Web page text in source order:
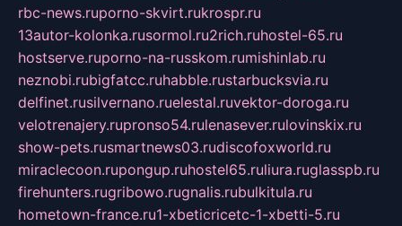
rbc-news.ruporno-skvirt.rukrospr.ru
13autor-kolonka.rusormol.ru2rich.ruhostel-65.ru
hostserve.ruporno-na-russkom.rumishinlab.ru
neznobi.rubigfatcc.ruhabble.rustarbucksvia.ru
delfinet.rusilvernano.ruelestal.ruvektor-doroga.ru
velotrenajery.rupronso54.rulenasever.rulovinskix.ru
show-pets.rusmartnews03.rudiscofoxworld.ru
miraclecoon.rupongup.ruhostel65.ruliura.ruglasspb.ru
firehunters.rugribowo.rugnalis.rubulkitula.ru
hometown-france.ru1-xbeticricetc-1-xbetti-5.ru